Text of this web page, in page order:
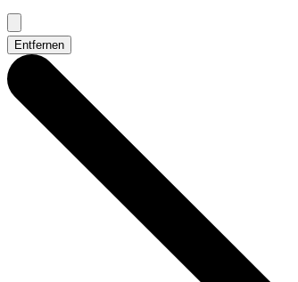
Entfernen